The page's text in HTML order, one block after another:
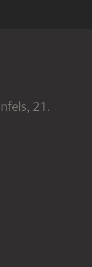
, 21.